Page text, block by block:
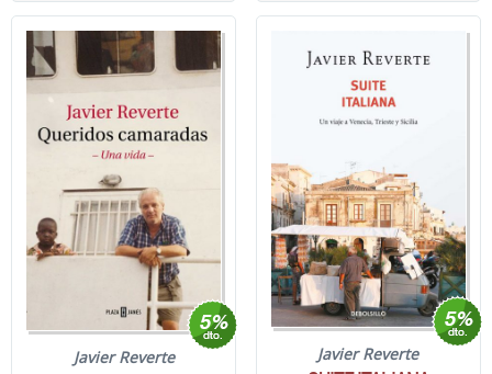
Javier Reverte Javier Reverte